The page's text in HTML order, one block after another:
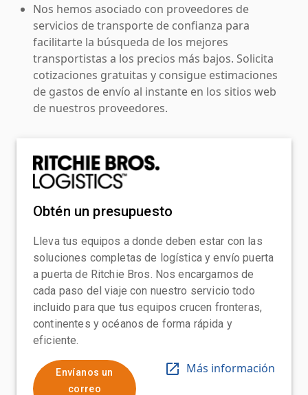
Nos hemos asociado con proveedores de
servicios de transporte de confianza para
facilitarte la búsqueda de los mejores
transportistas a los precios más bajos. Solicita
cotizaciones gratuitas y consigue estimaciones
de gastos de envío al instante en los sitios web
de nuestros proveedores.
Obtén un presupuesto
Lleva tus equipos a donde deben estar con las
soluciones completas de logística y envío puerta
a puerta de Ritchie Bros. Nos encargamos de
cada paso del viaje con nuestro servicio todo
incluido para que tus equipos crucen fronteras,
continentes y océanos de forma rápida y
eficiente.
Envíanos un
correo
Más información